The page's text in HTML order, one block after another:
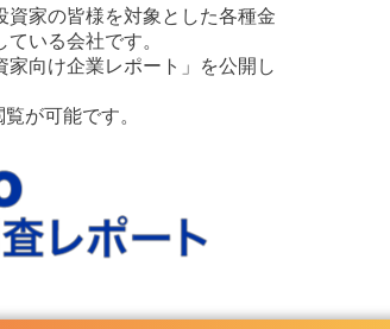
資家の皆様を対象とした各種金
いる会社です。
家向け企業レポート」を公開し
が可能です。